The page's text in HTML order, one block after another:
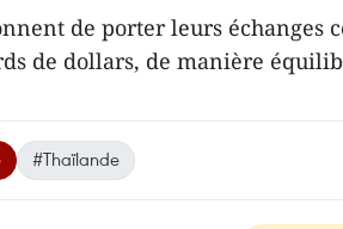
de porter leurs échanges
de dollars, de manière
#Thaïlande